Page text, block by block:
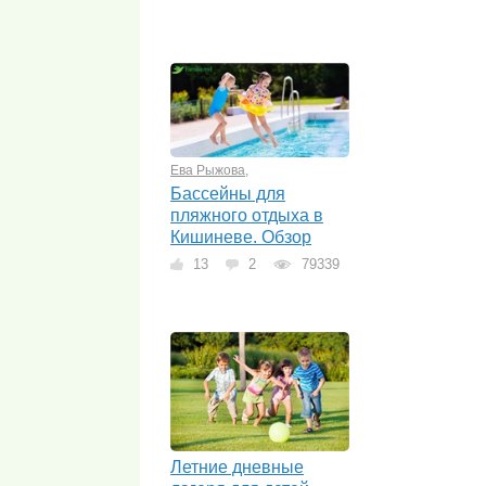
Ева Рыжова,
Бассейны для
пляжного отдыха в
Кишиневе. Обзор
13 2 79339
Летние дневные